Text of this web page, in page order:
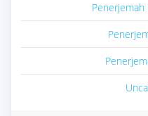
Penerjemah